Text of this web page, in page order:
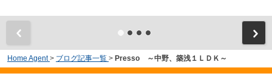
Home Agent > ブログ記事一覧 > Presso ～中野、築浅１ＬＤＫ～